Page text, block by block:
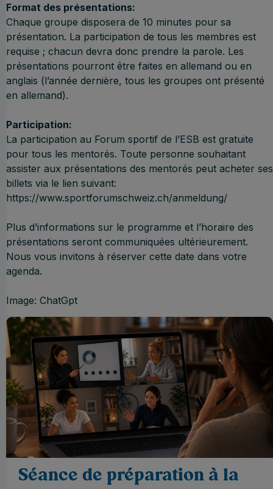
Format des présentations:
Chaque groupe disposera de 10 minutes pour sa
présentation. La participation de tous les membres est
requise ; chacun devra donc prendre la parole. Les
présentations pourront être faites en allemand ou en
anglais (l’année dernière, tous les groupes ont présenté
en allemand).
Participation:
La participation au Forum sportif de l’ESB est gratuite
pour tous les mentorés. Toute personne souhaitant
assister aux présentations des mentorés peut acheter ses
billets via le lien suivant:
https://www.sportforumschweiz.ch/anmeldung/
Plus d’informations sur le programme et l’horaire des
présentations seront communiquées ultérieurement.
Nous vous invitons à réserver cette date dans votre
agenda.
Image: ChatGpt
Séance de préparation à la